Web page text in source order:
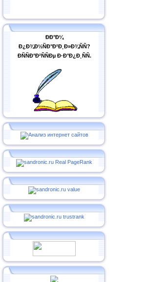
ÐÐ°Ð¼
Ð¿Ð¾Ð½ÑÐ°Ð²Ð¸Ð»Ð¾ÑÑ?
ÐÑÑÐ°Ð²ÑÑÐµ Ð·Ð°Ð¿Ð¸ÑÑ.